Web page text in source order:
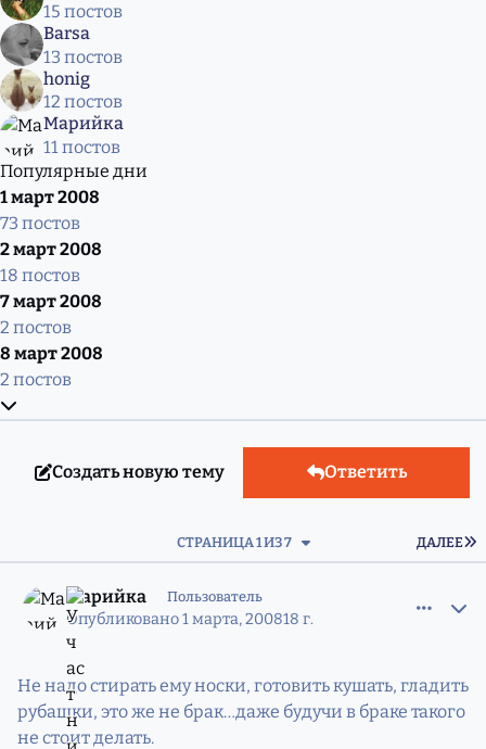
15 постов
Barsa
13 постов
honig
12 постов
Марийка
11 постов
Популярные дни
1 март 2008
73 постов
2 март 2008
18 постов
7 март 2008
2 постов
8 март 2008
2 постов
Развернуть обзор темы
Создать новую тему Ответить
ДАЛЕЕ
СТРАНИЦА 1 ИЗ 7
Марийка Пользователь
Опубликовано1 марта, 200818 г.
Не надо стирать ему носки, готовить кушать, гладить
рубашки, это же не брак…даже будучи в браке такого
не стоит делать.